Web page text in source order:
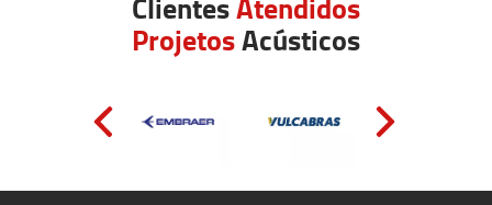
ProjetosAcústicos